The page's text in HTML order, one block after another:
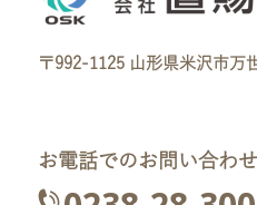
〒992-1125 山形県米沢市万
お電話でのお問い合わせ